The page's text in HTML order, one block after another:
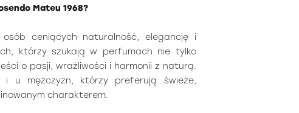
Mateu 1968?
ceniących naturalność, elegancję i
którzy szukają w perfumach nie tylko
o pasji, wrażliwości i harmonii z naturą.
u mężczyzn, którzy preferują świeże,
charakterem.